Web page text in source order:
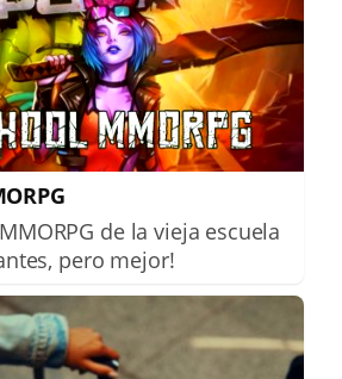
de la vieja escuela
pero mejor!